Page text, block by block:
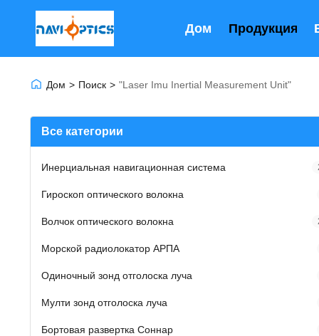
Дом Продукция
Дом > Поиск > "laser Imu Inertial Measurement Unit"
Все категории
Инерциальная навигационная система
Гироскоп оптического волокна
Волчок оптического волокна
Морской радиолокатор АРПА
Одиночный зонд отголоска луча
Мулти зонд отголоска луча
Бортовая развертка Соннар